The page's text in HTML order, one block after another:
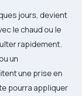
jours, devient
le chaud ou le
rapidement.
un
une prise en
pourra appliquer